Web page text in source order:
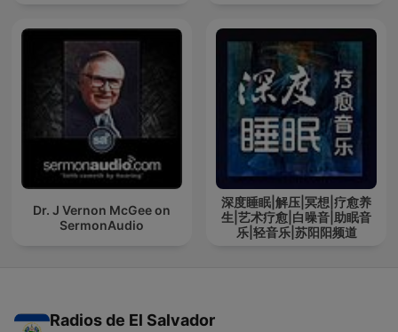
Dr. J Vernon McGee on
SermonAudio
深度睡眠|解压|冥想|疗愈养
生|艺术疗愈|白噪音|助眠音
乐|轻音乐|苏阳阳频道
Radios de El Salvador